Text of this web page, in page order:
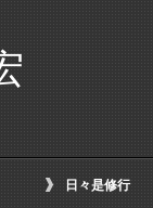
日々是修行